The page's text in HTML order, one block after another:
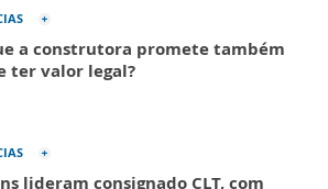
a construtora promete também
ter valor legal?
lideram consignado CLT, com